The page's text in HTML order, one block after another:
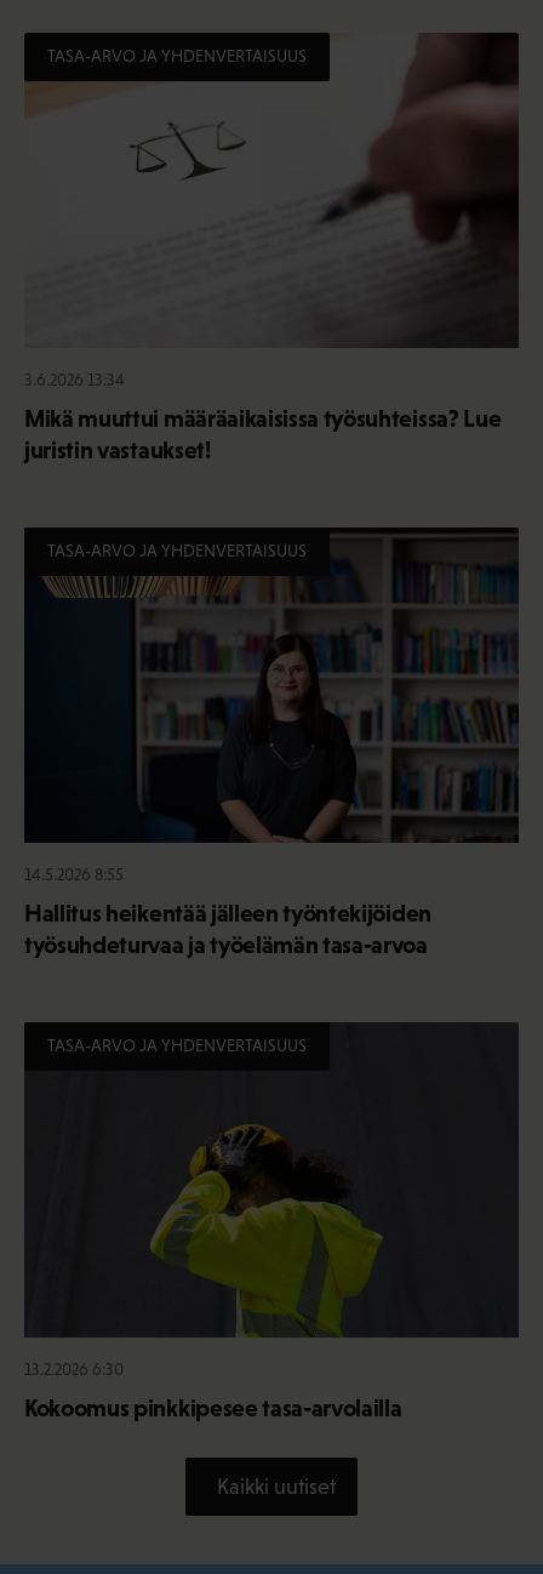
TASA-ARVO JA YHDENVERTAISUUS
3.6.2026 13:34
Mikä muuttui määräaikaisissa työsuhteissa? Lue
juristin vastaukset!
TASA-ARVO JA YHDENVERTAISUUS
14.5.2026 8:55
Hallitus heikentää jälleen työntekijöiden
työsuhdeturvaa ja työelämän tasa-arvoa
TASA-ARVO JA YHDENVERTAISUUS
13.2.2026 6:30
Kokoomus pinkkipesee tasa-arvolailla
Kaikki uutiset